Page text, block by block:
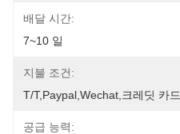
배달 시간:
7~10 일
지불 조건:
T/T,Paypal,Wechat,크레딧 카드
공급 능력: